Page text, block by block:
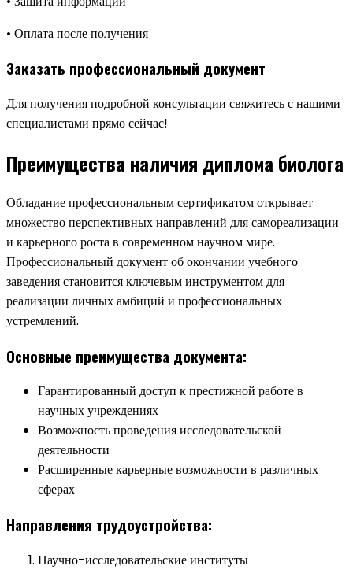
• Оплата после получения
Заказать профессиональный документ
Для получения подробной консультации свяжитесь с нашими
специалистами прямо сейчас!
Преимущества наличия диплома биолога
Обладание профессиональным сертификатом открывает
множество перспективных направлений для самореализации
и карьерного роста в современном научном мире.
Профессиональный документ об окончании учебного
заведения становится ключевым инструментом для
реализации личных амбиций и профессиональных
устремлений.
Основные преимущества документа:
Гарантированный доступ к престижной работе в
научных учреждениях
Возможность проведения исследовательской
деятельности
Расширенные карьерные возможности в различных
сферах
Направления трудоустройства:
Научно-исследовательские институты